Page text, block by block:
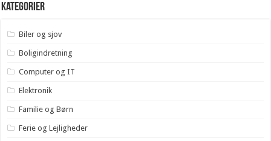
Kategorier
Biler og sjov
Boligindretning
Computer og IT
Elektronik
Familie og Børn
Ferie og Lejligheder